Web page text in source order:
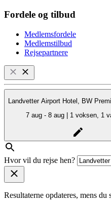
Fordele og tilbud
Medlemsfordele
Medlemstilbud
Rejsepartnere
Landvetter Airport Hotel, BW
7 aug - 8 aug | 1
Hvor vil du rejse hen?
Resultaterne opdateres, mens du